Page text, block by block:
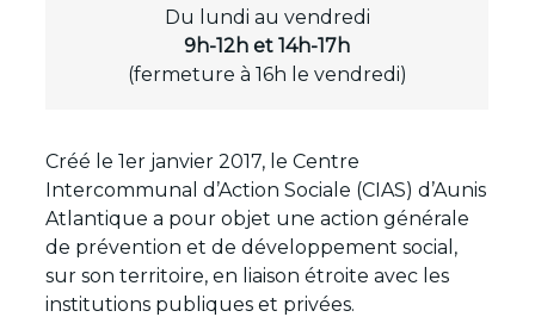
Du lundi au vendredi
9h-12h et 14h-17h
(fermeture à 16h le vendredi)
Créé le 1er janvier 2017, le Centre
Intercommunal d’Action Sociale (CIAS) d’Aunis
Atlantique a pour objet une action générale
de prévention et de développement social,
sur son territoire, en liaison étroite avec les
institutions publiques et privées.